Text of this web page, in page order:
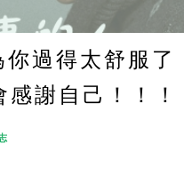
你過得太舒服
謝自己！！！